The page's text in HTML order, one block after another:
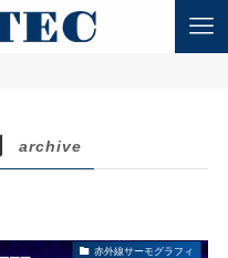
archive
赤外線サーモグラフィ